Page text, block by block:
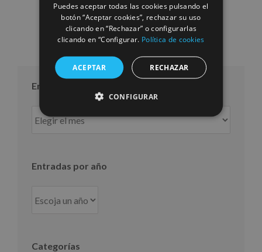
Entradas por mes
Entradas
por
Entradas por año
Categorías
Puedes aceptar todas las cookies pulsando el
botón “Aceptar cookies”, rechazar su uso
clicando en “Rechazar” o configurarlas
clicando en “Configurar. Política de cookies
ACEPTAR RECHAZAR
CONFIGURAR